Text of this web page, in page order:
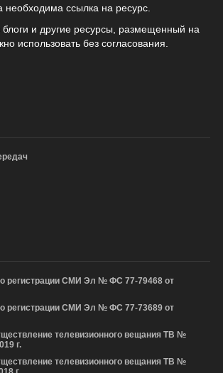
необходима ссылка на ресурс.
блоги и другие ресурсы, размещенный на
использовать без согласования.
регистрации СМИ Эл № ФС 77-79468 от
регистрации СМИ Эл № ФС 77-73689 от
телевизионного вещания ТВ №
г.
телевизионного вещания ТВ №